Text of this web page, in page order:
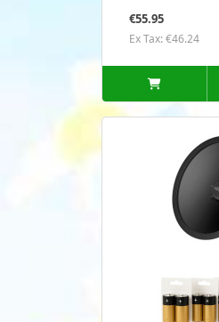
€55.95
Ex Tax: €46.24